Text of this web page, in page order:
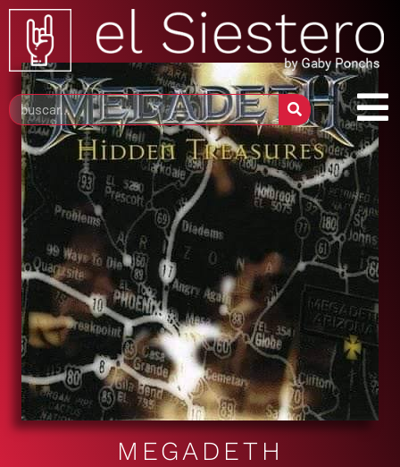
MEGADETH